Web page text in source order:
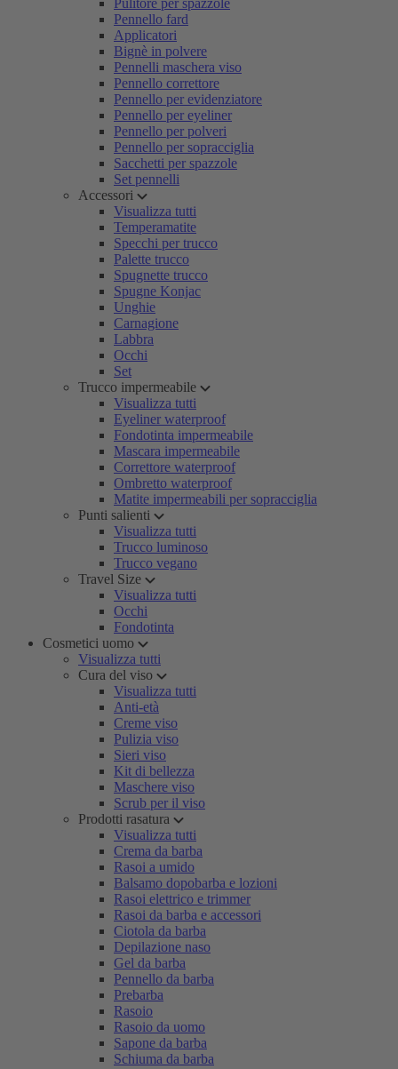
Pulitore per spazzole
Pennello fard
Applicatori
Bignè in polvere
Pennelli maschera viso
Pennello correttore
Pennello per evidenziatore
Pennello per eyeliner
Pennello per polveri
Pennello per sopracciglia
Sacchetti per spazzole
Set pennelli
Accessori
Visualizza tutti
Temperamatite
Specchi per trucco
Palette trucco
Spugnette trucco
Spugne Konjac
Unghie
Carnagione
Labbra
Occhi
Set
Trucco impermeabile
Visualizza tutti
Eyeliner waterproof
Fondotinta impermeabile
Mascara impermeabile
Correttore waterproof
Ombretto waterproof
Matite impermeabili per sopracciglia
Punti salienti
Visualizza tutti
Trucco luminoso
Trucco vegano
Travel Size
Visualizza tutti
Occhi
Fondotinta
Cosmetici uomo
Visualizza tutti
Cura del viso
Visualizza tutti
Anti-età
Creme viso
Pulizia viso
Sieri viso
Kit di bellezza
Maschere viso
Scrub per il viso
Prodotti rasatura
Visualizza tutti
Crema da barba
Rasoi a umido
Balsamo dopobarba e lozioni
Rasoi elettrico e trimmer
Rasoi da barba e accessori
Ciotola da barba
Depilazione naso
Gel da barba
Pennello da barba
Prebarba
Rasoio
Rasoio da uomo
Sapone da barba
Schiuma da barba